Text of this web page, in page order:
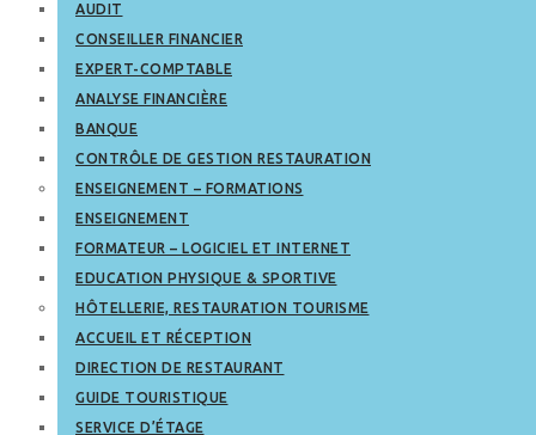
AUDIT
CONSEILLER FINANCIER
EXPERT-COMPTABLE
ANALYSE FINANCIÈRE
BANQUE
CONTRÔLE DE GESTION RESTAURATION
ENSEIGNEMENT – FORMATIONS
ENSEIGNEMENT
FORMATEUR – LOGICIEL ET INTERNET
EDUCATION PHYSIQUE & SPORTIVE
HÔTELLERIE, RESTAURATION TOURISME
ACCUEIL ET RÉCEPTION
DIRECTION DE RESTAURANT
GUIDE TOURISTIQUE
SERVICE D’ÉTAGE